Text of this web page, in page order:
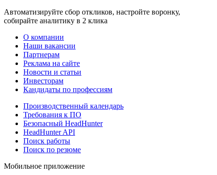
Автоматизируйте сбор откликов, настройте воронку,
собирайте аналитику в 2 клика
О компании
Наши вакансии
Партнерам
Реклама на сайте
Новости и статьи
Инвесторам
Кандидаты по профессиям
Производственный календарь
Требования к ПО
Безопасный HeadHunter
HeadHunter API
Поиск работы
Поиск по резюме
Мобильное приложение